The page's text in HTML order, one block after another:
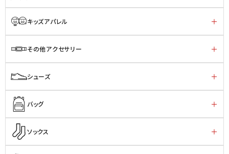
キッズアパレル
その他アクセサリー
シューズ
バッグ
ソックス